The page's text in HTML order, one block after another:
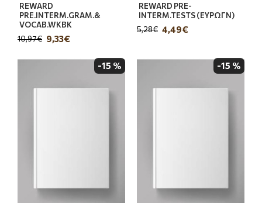
REWARD
PRE.INTERM.GRAM.&
VOCAB.WKBK
9,33€
10,97€
REWARD PRE-
INTERM.TESTS (ΕΥΡΩΓΝ)
4,49€
5,28€
-15 % -15 %